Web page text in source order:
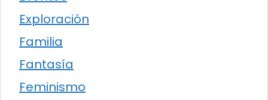
Exploración
Familia
Fantasía
Feminismo